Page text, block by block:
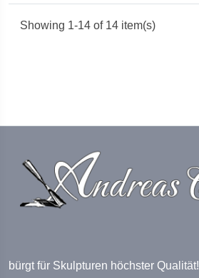
Showing 1-14 of 14 item(s)
bürgt für Skulpturen höchster Qualität!